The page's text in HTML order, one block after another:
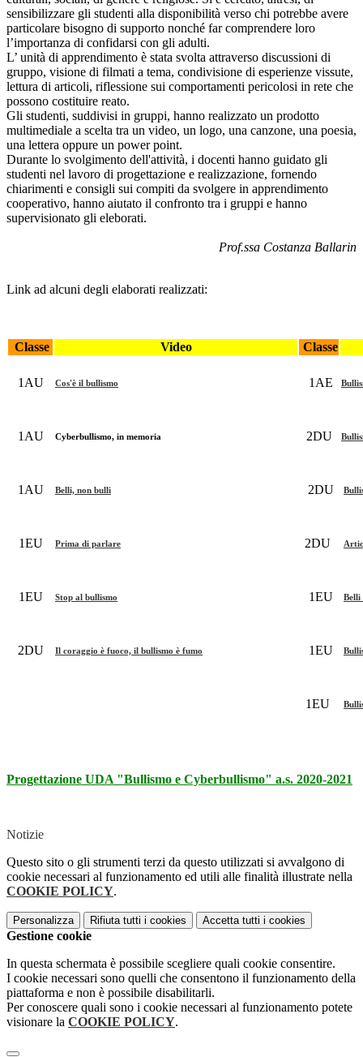
sensibilizzare gli studenti alla disponibilità verso chi potrebbe avere
particolare bisogno di supporto nonché far comprendere loro
l’importanza di confidarsi con gli adulti.
L’ unità di apprendimento è stata svolta attraverso discussioni di
gruppo, visione di filmati a tema, condivisione di esperienze vissute,
lettura di articoli, riflessione sui comportamenti pericolosi in rete che
possono costituire reato.
Gli studenti, suddivisi in gruppi, hanno realizzato un prodotto
multimediale a scelta tra un video, un logo, una canzone, una poesia,
una lettera oppure un power point.
Durante lo svolgimento dell'attività, i docenti hanno guidato gli
studenti nel lavoro di progettazione e realizzazione, fornendo
chiarimenti e consigli sui compiti da svolgere in apprendimento
cooperativo, hanno aiutato il confronto tra i gruppi e hanno
supervisionato gli eleborati.
Prof.ssa Costanza Ballarin
Link ad alcuni degli elaborati realizzati:
Classe Video Classe
1AU Cos'è il bullismo 1AE
1AU Cyberbullismo, in memoria 2DU
1AU Belli, non bulli 2DU
1EU Prima di parlare 2DU
1EU Stop al bullismo 1EU Belli
2DU Il coraggio è fuoco, il bullismo è fumo 1EU
1EU
Progettazione UDA "Bullismo e Cyberbullismo" a.s. 2020-2021
Notizie
Questo sito o gli strumenti terzi da questo utilizzati si avvalgono di
cookie necessari al funzionamento ed utili alle finalità illustrate nella
COOKIE POLICY.
Personalizza Rifiuta tutti i cookies Accetta tutti i cookies
Gestione cookie
In questa schermata è possibile scegliere quali cookie consentire.
I cookie necessari sono quelli che consentono il funzionamento della
piattaforma e non è possibile disabilitarli.
Per conoscere quali sono i cookie necessari al funzionamento potete
visionare la COOKIE POLICY.